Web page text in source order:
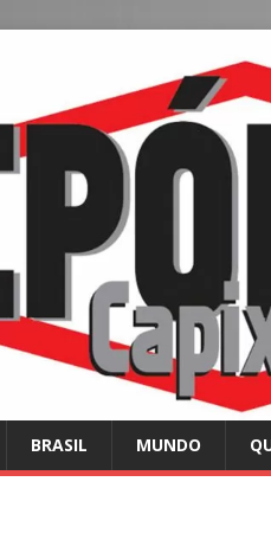
BRASIL MUNDO